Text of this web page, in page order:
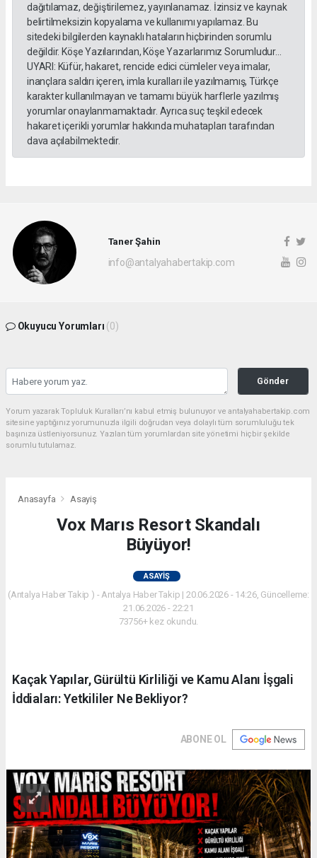
dağıtılamaz, değiştirilemez, yayınlanamaz. İzinsiz ve kaynak
belirtilmeksizin kopyalama ve kullanımı yapılamaz. Bu
sitedeki bilgilerden kaynaklı hataların hiçbirinden sorumlu
değildir. Köşe Yazılarından, Köşe Yazarlarımız Sorumludur...
UYARI: Küfür, hakaret, rencide edici cümleler veya imalar,
inançlara saldırı içeren, imla kuralları ile yazılmamış, Türkçe
karakter kullanılmayan ve tamamı büyük harflerle yazılmış
yorumlar onaylanmamaktadır. Ayrıca suç teşkil edecek
hakaret içerikli yorumlar hakkında muhatapları tarafından
dava açılabilmektedir.
Taner Şahin
info@antalyahabertakip.com
Okuyucu Yorumları (0)
Gönder
Yorum yazarak Topluluk Kuralları’nı kabul etmiş bulunuyor ve antalyahabertakip.com
sitesine yaptığınız yorumunuzla ilgili doğrudan veya dolaylı tüm sorumluluğu tek
başınıza üstleniyorsunuz. Yazılan tüm yorumlardan site yönetimi hiçbir şekilde
sorumlu tutulamaz.
Anasayfa Asayiş
Vox Marıs Resort Skandalı
Büyüyor!
ASAYIŞ
(Antalya Haber Takip ) - Antalya Haber Takip | 20.06.2026 - 14:26, Güncelleme:
21.06.2026 - 22:21
73756+ kez okundu.
Kaçak Yapılar, Gürültü Kirliliği ve Kamu Alanı İşgali
İddiaları: Yetkililer Ne Bekliyor?
ABONE OL